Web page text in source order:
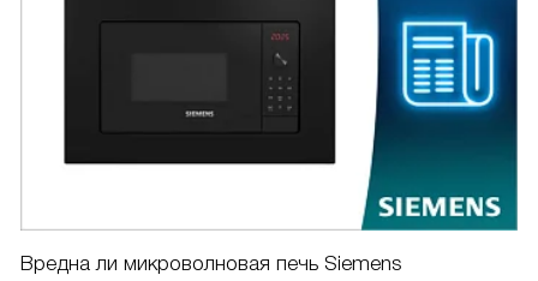
Вредна ли микроволновая печь Siemens